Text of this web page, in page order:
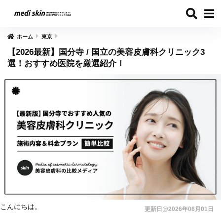
ホーム 東京
【2026最新】国分寺 / 国立の美容皮膚科クリニック3
選！おすすめ医院を厳選紹介！
更新日@2026年08月01日
こんにちは。